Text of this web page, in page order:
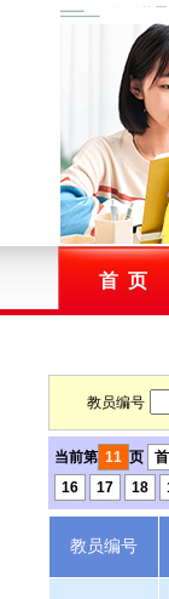
首 页
教员编号
当前第 11 页
16
17 18
教员编号